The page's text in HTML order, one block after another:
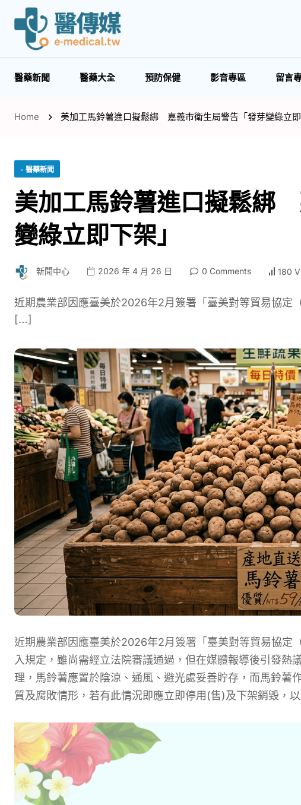
醫藥新聞 醫藥大全 預防保健 影音專區 留言
Home 美加工馬鈴薯進口擬鬆綁 嘉義市衛生局警告「發芽變綠立即
- 醫藥新聞
美加工馬鈴薯進口擬鬆綁
變綠立即下架」
新聞中心 2026 年 4 月 26 日 0 Comments 180
近期農業部因應臺美於2026年2月簽署「臺美對等貿易協定
[…]
近期農業部因應臺美於2026年2月簽署「臺美對等貿易協定
入規定，雖尚需經立法院審議通過，但在媒體報導後引發熱
理，馬鈴薯應置於陰涼、通風、避光處妥善貯存，而馬鈴薯
質及腐敗情形，若有此情況即應立即停用(售)及下架銷毀，